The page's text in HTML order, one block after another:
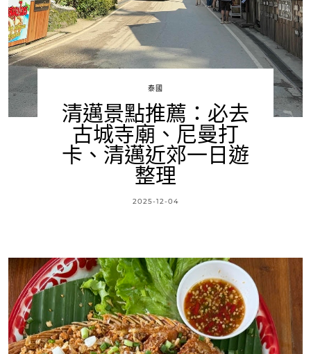
泰國
清邁景點推薦：必去
古城寺廟、尼曼打
卡、清邁近郊一日遊
整理
2025-12-04